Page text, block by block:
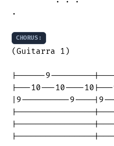
.
CHORUS:
(Guitarra 1)
|------9---------
|---10---10----
|9----------9----
|----------------
|----------------
|----------------